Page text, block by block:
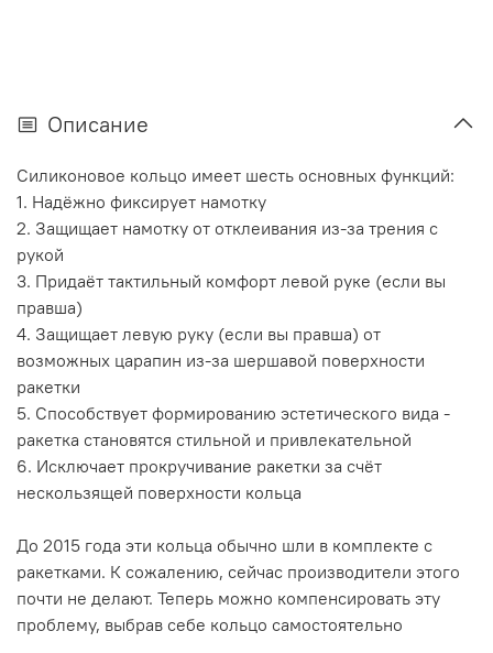
Описание
Силиконовое кольцо имеет шесть основных функций:
1. Надёжно фиксирует намотку
2. Защищает намотку от отклеивания из-за трения с
рукой
3. Придаёт тактильный комфорт левой руке (если вы
правша)
4. Защищает левую руку (если вы правша) от
возможных царапин из-за шершавой поверхности
ракетки
5. Способствует формированию эстетического вида -
ракетка становятся стильной и привлекательной
6. Исключает прокручивание ракетки за счёт
нескользящей поверхности кольца
До 2015 года эти кольца обычно шли в комплекте с
ракетками. К сожалению, сейчас производители этого
почти не делают. Теперь можно компенсировать эту
проблему, выбрав себе кольцо самостоятельно